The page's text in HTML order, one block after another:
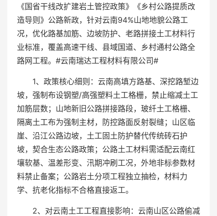
《国省干线改扩建岩土管控政策》《乡村公路提质改
造导则》公路新政，针对云南94%山地地貌公路工
况，优化路基加筋、边坡防护、老路拼接土工材料行
业标准，覆盖高速干线、县域国道、乡村通村公路全
路网工程。#云南瑞达工程材料有限公司#
1、政策核心细则：云南高填方路基、深挖路堑边
坡，强制布设钢塑/高强塑料土工格栅，禁止缩减土工
加筋层数；山地新旧公路拼接路段，玻纤土工格栅、
隔离土工布为强制主材，防控路面反射裂缝；山区临
崖、沿江公路边坡，土工固土防护替代传统砖石护
坡，契合生态公路政策；公路土工材料需适配云南红
壤软基、温差形变、汛期冲刷工况，外地非标参数材
料禁止备案；公路岩土分项工程独立抽检，材料力
学、抗老化指标不合格直接返工。
2、对云南土工工程直接影响：云南山区公路偷减